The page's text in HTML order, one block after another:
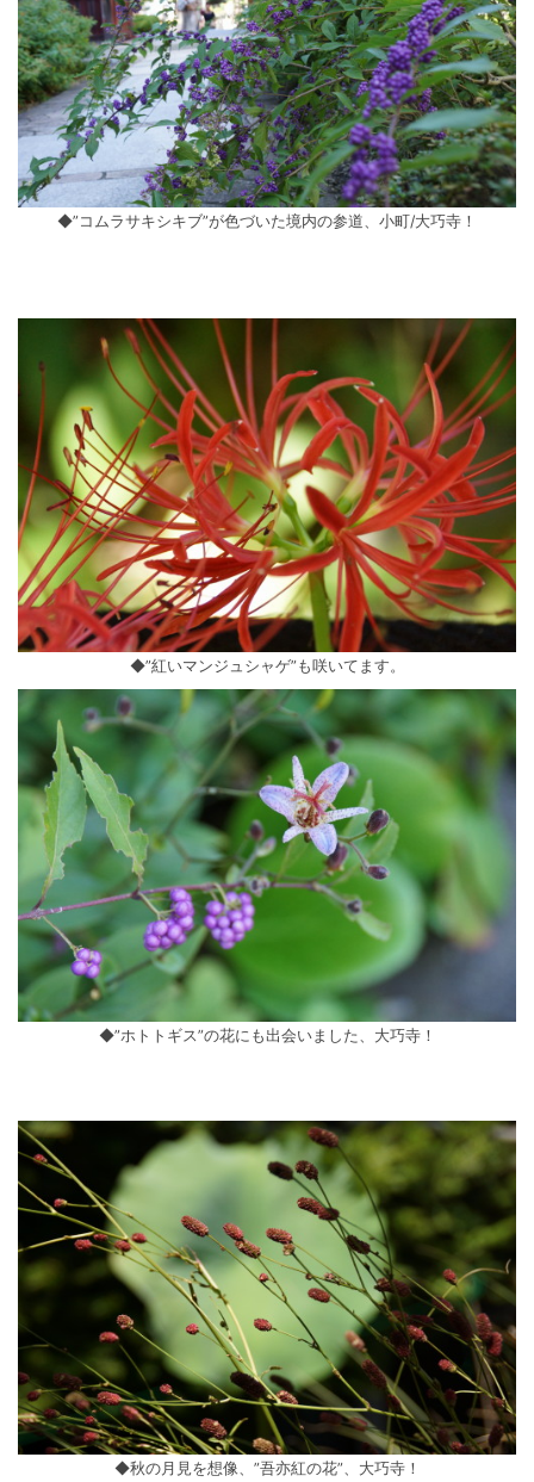
◆”コムラサキシキブ”が色づいた境内の参道、小町/大巧寺！
◆”紅いマンジュシャゲ”も咲いてます。
◆”ホトトギス”の花にも出会いました、大巧寺！
◆秋の月見を想像、”吾亦紅の花”、大巧寺！